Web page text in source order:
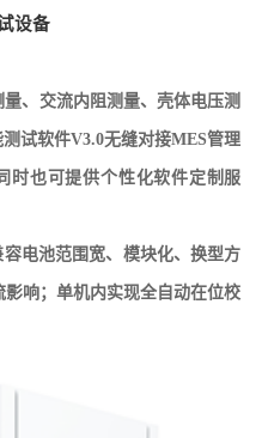
设备
交流内阻测量、壳体电压测
试软件V3.0无缝对接MES管理
时也可提供个性化软件定制服
电池范围宽、模块化、换型方
响；单机内实现全自动在位校